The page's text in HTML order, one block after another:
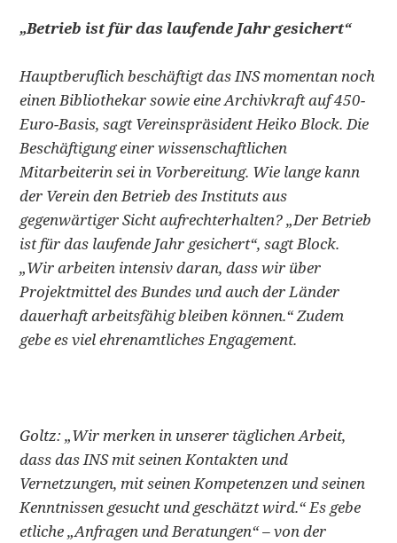
„Betrieb ist für das laufende Jahr gesichert“
Hauptberuflich beschäftigt das INS momentan noch
einen Bibliothekar sowie eine Archivkraft auf 450-
Euro-Basis, sagt Vereinspräsident Heiko Block. Die
Beschäftigung einer wissenschaftlichen
Mitarbeiterin sei in Vorbereitung. Wie lange kann
der Verein den Betrieb des Instituts aus
gegenwärtiger Sicht aufrechterhalten? „Der Betrieb
ist für das laufende Jahr gesichert“, sagt Block.
„Wir arbeiten intensiv daran, dass wir über
Projektmittel des Bundes und auch der Länder
dauerhaft arbeitsfähig bleiben können.“ Zudem
gebe es viel ehrenamtliches Engagement.
Goltz: „Wir merken in unserer täglichen Arbeit,
dass das INS mit seinen Kontakten und
Vernetzungen, mit seinen Kompetenzen und seinen
Kenntnissen gesucht und geschätzt wird.“ Es gebe
etliche „Anfragen und Beratungen“ – von der